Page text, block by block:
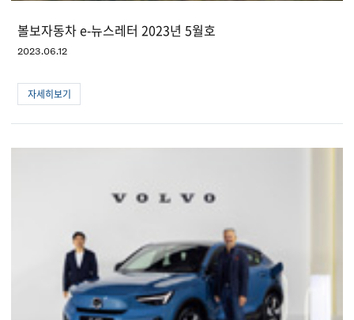
볼보자동차 e-뉴스레터 2023년 5월호
2023.06.12
자세히보기